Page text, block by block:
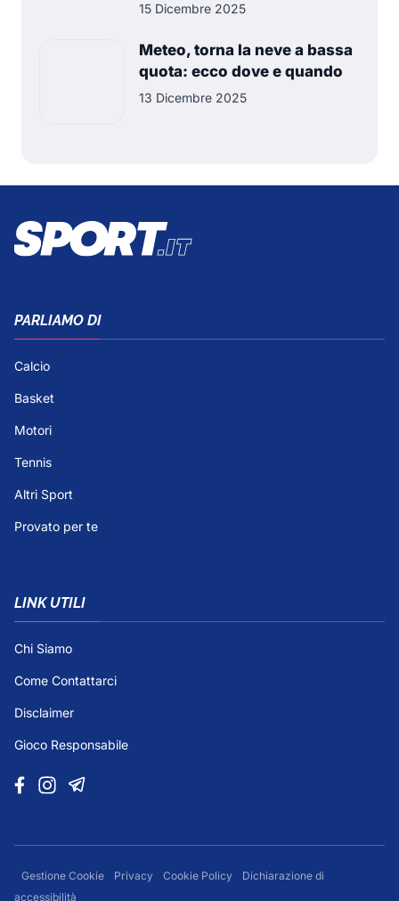
15 Dicembre 2025
Meteo, torna la neve a bassa
quota: ecco dove e quando
13 Dicembre 2025
PARLIAMO DI
Calcio
Basket
Motori
Tennis
Altri Sport
Provato per te
LINK UTILI
Chi Siamo
Come Contattarci
Disclaimer
Gioco Responsabile
Gestione Cookie Privacy Cookie Policy
Dichiarazione di
accessibilità